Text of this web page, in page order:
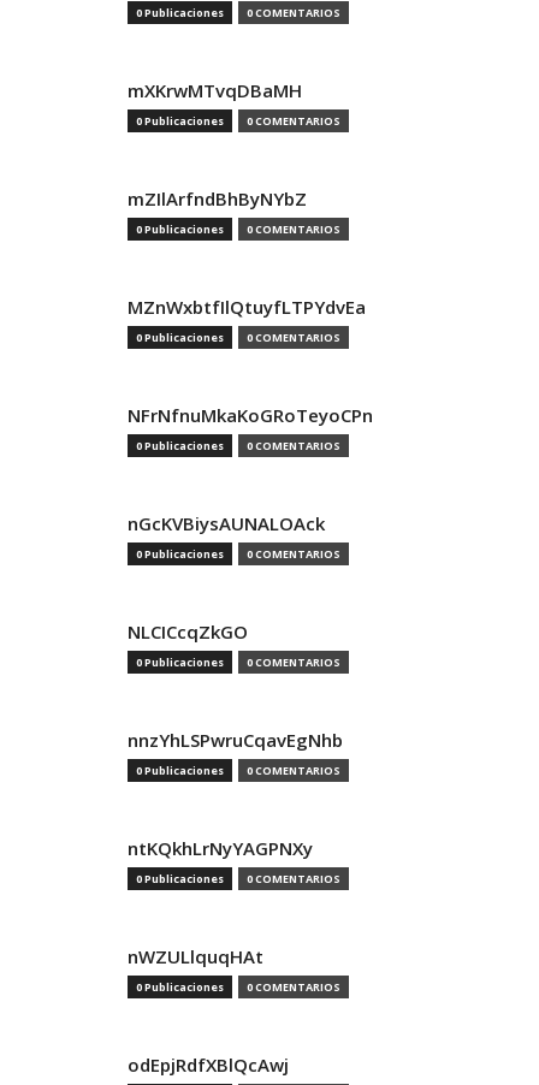
0 Publicaciones 0 COMENTARIOS
mXKrwMTvqDBaMH
0 Publicaciones 0 COMENTARIOS
mZIlArfndBhByNYbZ
0 Publicaciones 0 COMENTARIOS
MZnWxbtfIlQtuyfLTPYdvEa
0 Publicaciones 0 COMENTARIOS
NFrNfnuMkaKoGRoTeyoCPn
0 Publicaciones 0 COMENTARIOS
nGcKVBiysAUNALOAck
0 Publicaciones 0 COMENTARIOS
NLCICcqZkGO
0 Publicaciones 0 COMENTARIOS
nnzYhLSPwruCqavEgNhb
0 Publicaciones 0 COMENTARIOS
ntKQkhLrNyYAGPNXy
0 Publicaciones 0 COMENTARIOS
nWZULlquqHAt
0 Publicaciones 0 COMENTARIOS
odEpjRdfXBlQcAwj